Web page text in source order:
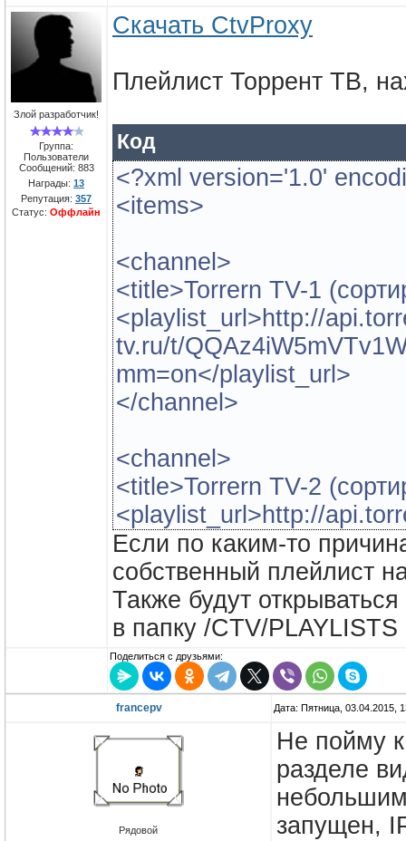
Злой разработчик!
Группа:
Пользователи
Сообщений: 883
Награды: 13
Репутация: 357
Статус: Оффлайн
Скачать CtvProxy
Плейлист Торрент ТВ,
Код
<?xml version='1.0'
<items>
<channel>
<title>Torrern TV-1
<playlist_url>http://
tv.ru/t/
mm=on</playlist_url>
</channel>
<channel>
<title>Torrern TV-2
<playlist_url>http://
tv.ru/t/
cat&mm=off</playlist_url>
</channel>
<channel>
<title>OTT от сервиса
<playlist_url>http://
</channel>
</items>
Если по каким-то
собственный плейлист
Также будут
в папку /CTV/PLAYLISTS
Поделиться с друзьями:
francepv Дата: Пятница, 03.04.2015,
Рядовой
Не пойму
разделе
небольшим
запущен,